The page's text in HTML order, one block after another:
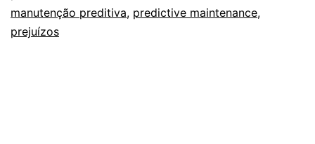
manutenção preditiva, predictive maintenance,
prejuízos